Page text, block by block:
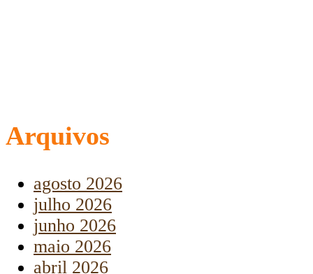
Arquivos
agosto 2026
julho 2026
junho 2026
maio 2026
abril 2026